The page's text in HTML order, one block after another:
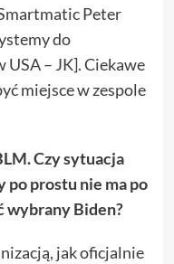
Peter
do
– JK]. Ciekawe
miejsce w zespole
Czy sytuacja
po prostu nie ma po
wybrany Biden?
jak oficjalnie